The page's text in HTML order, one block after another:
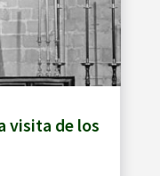
visita de los